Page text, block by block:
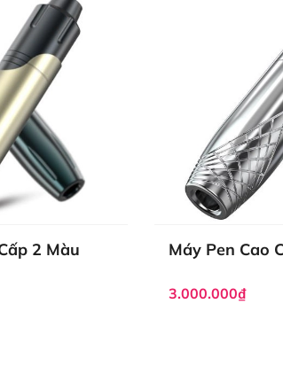
2 Màu Máy Pen Cao
3.000.000₫